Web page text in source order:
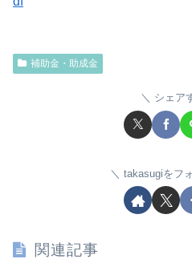
補助金・助成金
シェア
takasugiをフ
関連記事